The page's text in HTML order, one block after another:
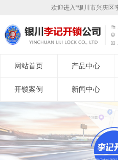
欢迎进入“银川市兴庆区
网站首页 产品中心
开锁案例 新闻中心